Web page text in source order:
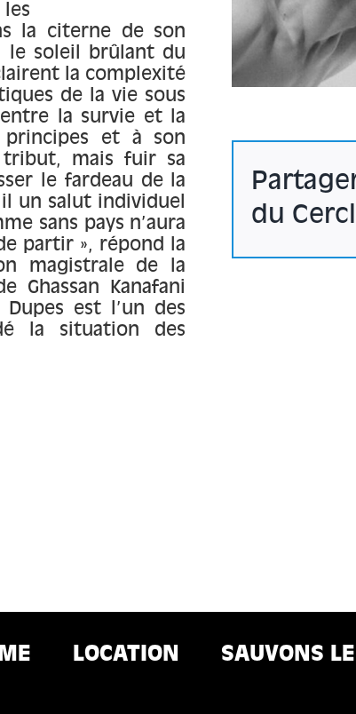
les
la citerne de son
le soleil brûlant du
la complexité
de la vie sous
la survie et la
et à son
mais fuir sa
le fardeau de la
un salut individuel
sans pays n’aura
partir », répond la
magistrale de la
Ghassan Kanafani
Dupes est l’un des
la situation des
du
LOCATION SAUVONS